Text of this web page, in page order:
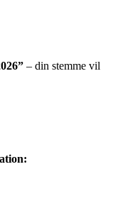
– din stemme vil